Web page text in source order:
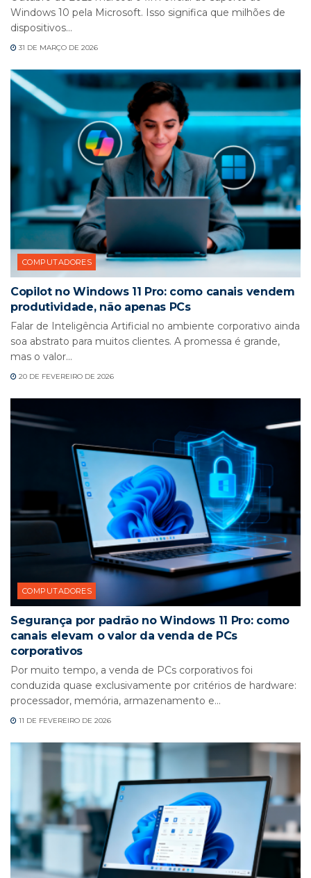
Windows 10 pela Microsoft. Isso significa que milhões de
dispositivos...
31 DE MARÇO DE 2026
COMPUTADORES
Copilot no Windows 11 Pro: como canais vendem
produtividade, não apenas PCs
Falar de Inteligência Artificial no ambiente corporativo ainda
soa abstrato para muitos clientes. A promessa é grande,
mas o valor...
20 DE FEVEREIRO DE 2026
COMPUTADORES
Segurança por padrão no Windows 11 Pro: como
canais elevam o valor da venda de PCs
corporativos
Por muito tempo, a venda de PCs corporativos foi
conduzida quase exclusivamente por critérios de hardware:
processador, memória, armazenamento e...
11 DE FEVEREIRO DE 2026